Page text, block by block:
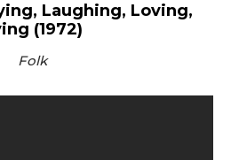
Laughing, Loving,
(1972)
Folk